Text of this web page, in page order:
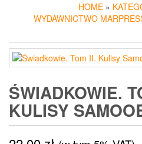
HOME »
WYDAWNICTWO
ŚWIADKOWIE.
KULISY